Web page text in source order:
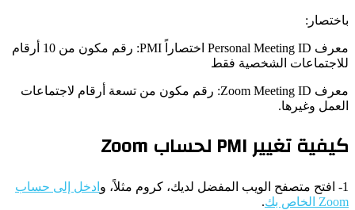
باختصار:
معرف Personal Meeting ID اختصاراً PMI: رقم مكون من 10 أرقام
للاجتماعات الشخصية فقط
معرف Zoom Meeting ID: رقم مكون من تسعة أرقام لاجتماعات
العمل وغيرها.
كيفية تغيير PMI لحساب Zoom
1- افتح متصفح الويب المفضل لديك، كروم مثلاً، و
ادخل إلى حساب
Zoom الخاص بك
.